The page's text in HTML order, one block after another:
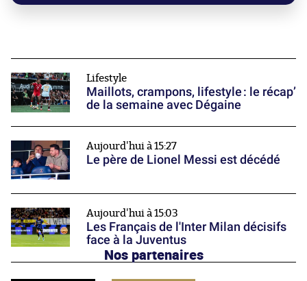
Lifestyle
Maillots, crampons, lifestyle : le récap’
de la semaine avec Dégaine
Aujourd'hui à 15:27
Le père de Lionel Messi est décédé
Aujourd'hui à 15:03
Les Français de l'Inter Milan décisifs
face à la Juventus
Nos partenaires